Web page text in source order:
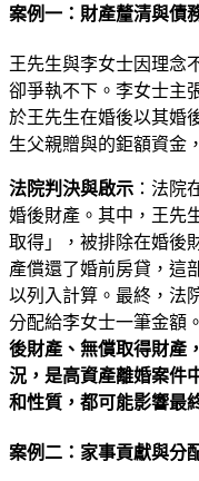
案例一：財產釐清與債
王先生與李女士因理念
卻爭執不下。李女士主
於王先生在婚後以其婚
生父親贈與的鉅額資金
法院判決與啟示 ：法院
婚後財產。其中，王先
取得」，被排除在婚後
產償還了婚前房貸，這
以列入計算。最終，法
分配給李女士一筆金額
後財產、無償取得財產
況，是高資產離婚案件
和性質，都可能影響最
案例二：家事貢獻與分